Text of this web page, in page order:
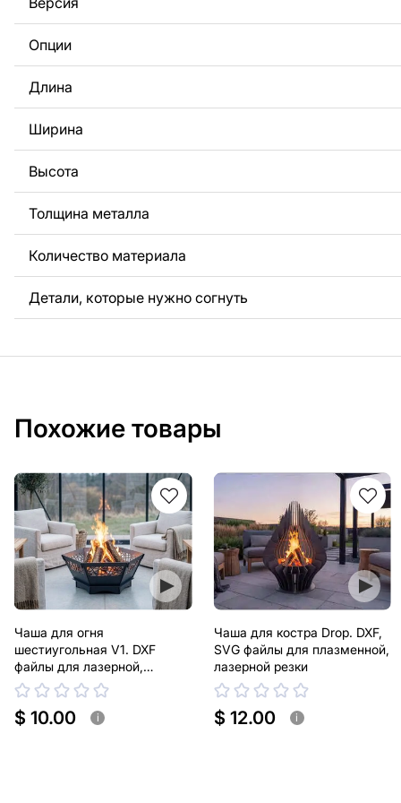
За дополнительную плату мы можем добавить любой
логотип вашей компании или внести другие изменения
Если вам нужно, чтобы мы выполнили
металла для вас, пожалуйста, свяжитесь с нами.
Если у вас остались вопросы или вам нужна помощь,
любое время, мы всегда готовы помочь.
Опции
Длина
Ширина
Высота
Толщина металла
Количество материала
Детали, которые нужно согнуть
Похожие товары
Чаша для огня
шестиугольная V1. DXF
файлы для лазерной,
плазменной резки
$ 10.00 i
Чаша для костра Drop. DXF,
SVG файлы для плазменной,
лазерной резки
$ 12.00 i